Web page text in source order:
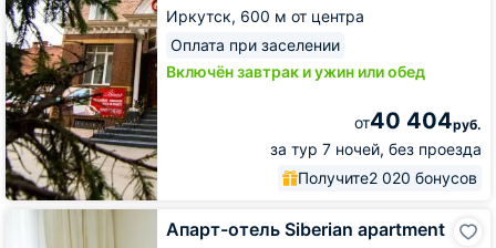
Иркутск, 600 м от центра
Оплата при заселении
Включён завтрак и ужин или обед
от40 404руб.
за тур 7 ночей, без проезда
Получите2 020 бонусов
Апарт-отель Siberian apartment